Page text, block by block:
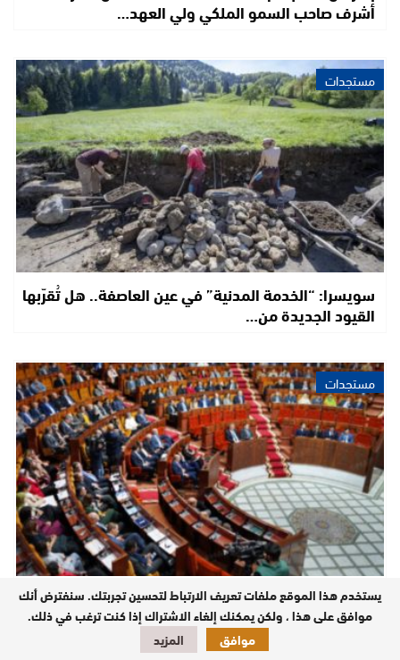
أشرف صاحب السمو الملكي ولي العهد…
مستجدات
سويسرا: “الخدمة المدنية” في عين العاصفة.. هل تُقرّبها
القيود الجديدة من…
مستجدات
استحقاقات 2026: مال الشبهات وإبعاد الوجوه
المشبوهة عن المؤسسات المنتخبة؟”
يستخدم هذا الموقع ملفات تعريف الارتباط لتحسين تجربتك. سنفترض أنك
موافق على هذا ، ولكن يمكنك إلغاء الاشتراك إذا كنت ترغب في ذلك.
موافق
المزيد